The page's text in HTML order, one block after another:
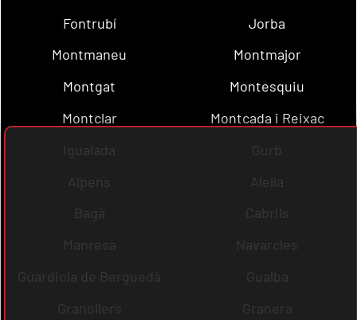
Fontrubí
Jorba
Montmaneu
Montmajor
Montgat
Montesquiu
Montclar
Montcada i Reixac
Igualada
Gurb
Alpens
Alella
Bagà
Cabrils
Manresa
Navarcles
Guardiola de Berguedà
Gualba
Granollers
Granera